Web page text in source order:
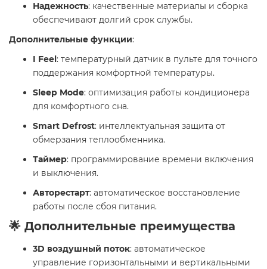
Надежность: качественные материалы и сборка
обеспечивают долгий срок службы.
Дополнительные функции:
I Feel: температурный датчик в пульте для точного
поддержания комфортной температуры.
Sleep Mode: оптимизация работы кондиционера
для комфортного сна.
Smart Defrost: интеллектуальная защита от
обмерзания теплообменника.
Таймер: программирование времени включения
и выключения.
Авторестарт: автоматическое восстановление
работы после сбоя питания.
🌟 Дополнительные преимущества
3D воздушный поток: автоматическое
управление горизонтальными и вертикальными